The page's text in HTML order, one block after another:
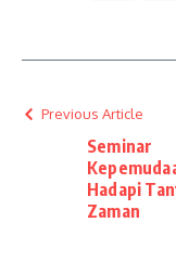
Previous Article
Seminar
Hadapi
Zaman